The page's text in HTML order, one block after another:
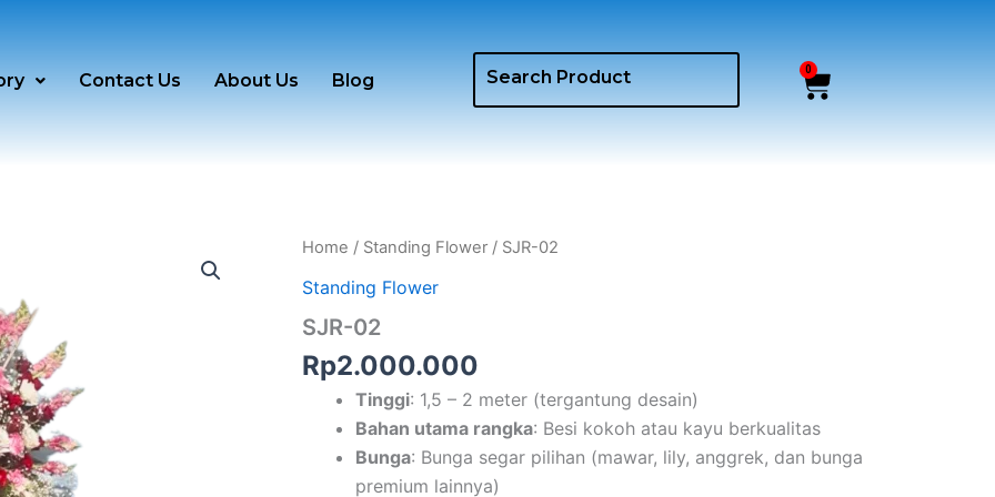
Contact Us About Us Blog
0 Cart
Home / Standing Flower / SJR-02
Standing Flower
SJR-02
Rp2.000.000
Tinggi: 1,5 – 2 meter (tergantung desain)
Bahan utama rangka: Besi kokoh atau kayu berkualitas
Bunga: Bunga segar pilihan (mawar, lily, anggrek, dan bunga
premium lainnya)
SJR-
quantity